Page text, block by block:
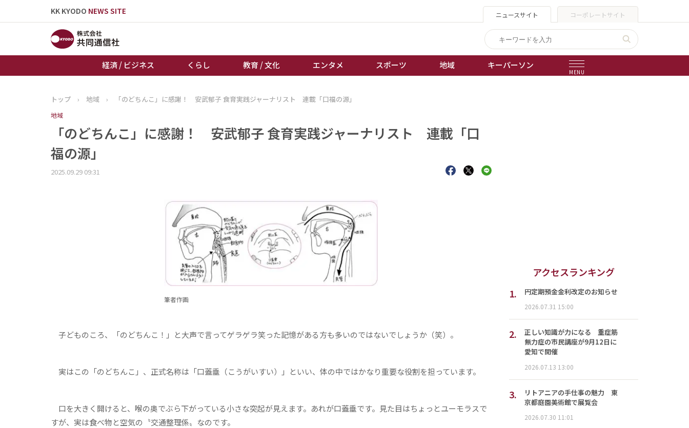
KK KYODO NEWS SITE ニュースサイト コーポレートサイト
経済 / ビジネス くらし 教育 / 文化 エンタメ スポーツ 地域 キーパーソン
MENU
トップページ
経済 / ビジネス
教育 / 文化
キーパーソン
オートレース
トップ › 地域 › 「のどちんこ」に感謝！ 安武郁子 食育実践ジャーナリスト 連載「口福の源」
地域
「のどちんこ」に感謝！ 安武郁子 食育実践ジャーナリスト 連載「口
福の源」
2025.09.29 09:31
筆者作画
子どものころ、「のどちんこ！」と大声で言ってゲラゲラ笑った記憶がある方も多いのではないでしょうか（笑）。
実はこの「のどちんこ」、正式名称は「口蓋垂（こうがいすい）」といい、体の中ではかなり重要な役割を担っています。
口を大きく開けると、喉の奥でぶら下がっている小さな突起が見えます。あれが口蓋垂です。見た目はちょっとユーモラスで
すが、実は食べ物と空気の〝交通整理係〟なのです。
アクセスランキング
1.
円定期預金金利改定のお知らせ
2026.07.31 15:00
2.
正しい知識が力になる 重症筋
無力症の市民講座が9月12日に
愛知で開催
2026.07.13 13:00
3.
リトアニアの手仕事の魅力 東
京都庭園美術館で展覧会
2026.07.30 11:01